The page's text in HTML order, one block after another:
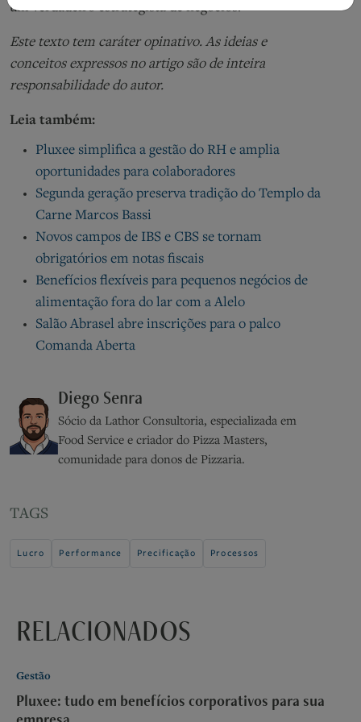
um verdadeiro estrategista de negócios.
Este texto tem caráter opinativo. As ideias e
conceitos expressos no artigo são de inteira
responsabilidade do autor.
Leia também:
Pluxee simplifica a gestão do RH e amplia
oportunidades para colaboradores
Segunda geração preserva tradição do Templo da
Carne Marcos Bassi
Novos campos de IBS e CBS se tornam
obrigatórios em notas fiscais
Benefícios flexíveis para pequenos negócios de
alimentação fora do lar com a Alelo
Salão Abrasel abre inscrições para o palco
Comanda Aberta
Diego Senra
Sócio da Lathor Consultoria, especializada em
Food Service e criador do Pizza Masters,
comunidade para donos de Pizzaria.
TAGS
Lucro Performance Precificação Processos
RELACIONADOS
Gestão
Pluxee: tudo em benefícios corporativos para sua